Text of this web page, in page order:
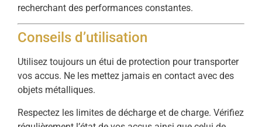
recherchant des performances constantes.
Conseils d’utilisation
Utilisez toujours un étui de protection pour transporter
vos accus. Ne les mettez jamais en contact avec des
objets métalliques.
Respectez les limites de décharge et de charge. Vérifiez